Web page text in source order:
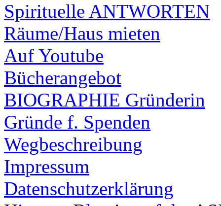
Spirituelle ANTWORTEN
Räume/Haus mieten
Auf Youtube
Bücherangebot
BIOGRAPHIE Gründerin
Gründe f. Spenden
Wegbeschreibung
Impressum
Datenschutzerklärung